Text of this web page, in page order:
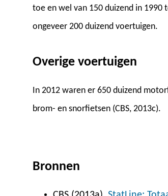
toe en wel van 150 duizend in
ongeveer 200 duizend voertuigen.
Overige voertuigen
In 2012 waren er 650 duizend
brom- en snorfietsen (CBS, 2013c).
Bronnen